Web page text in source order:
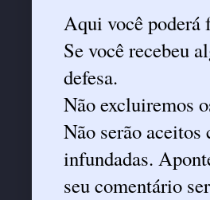
Aqui você poderá
Se você recebeu
defesa.
Não excluiremos
Não serão
infundadas.
seu comentário